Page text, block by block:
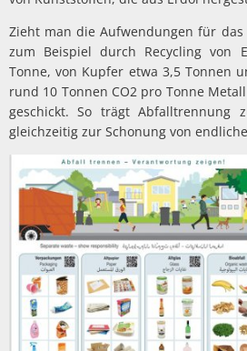
Zieht man die Aufwendungen für das
zum Beispiel durch Recycling von
Tonne, von Kupfer etwa 3,5 Tonnen
rund 10 Tonnen CO2 pro Tonne
geschickt. So trägt Abfalltrennung
gleichzeitig zur Schonung von